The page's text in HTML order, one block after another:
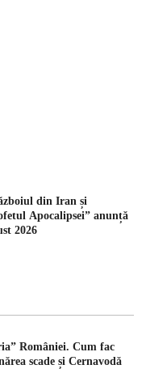
din Iran și
Apocalipsei” anunță
2026
României. Cum fac
scade și Cernavodă